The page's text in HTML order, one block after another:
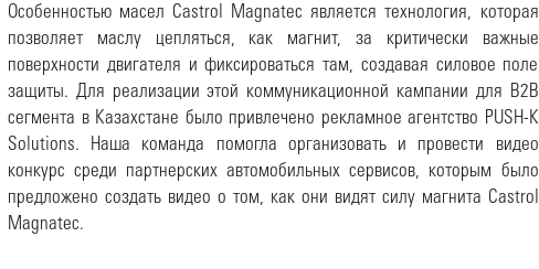
Особенностью масел Castrol Magnatec является технология, которая
позволяет маслу цепляться, как магнит, за критически важные
поверхности двигателя и фиксироваться там, создавая силовое поле
защиты. Для реализации этой коммуникационной кампании для B2B
сегмента в Казахстане было привлечено рекламное агентство PUSH-K
Solutions. Наша команда помогла организовать и провести видео
конкурс среди партнерских автомобильных сервисов, которым было
предложено создать видео о том, как они видят силу магнита Castrol
Magnatec.